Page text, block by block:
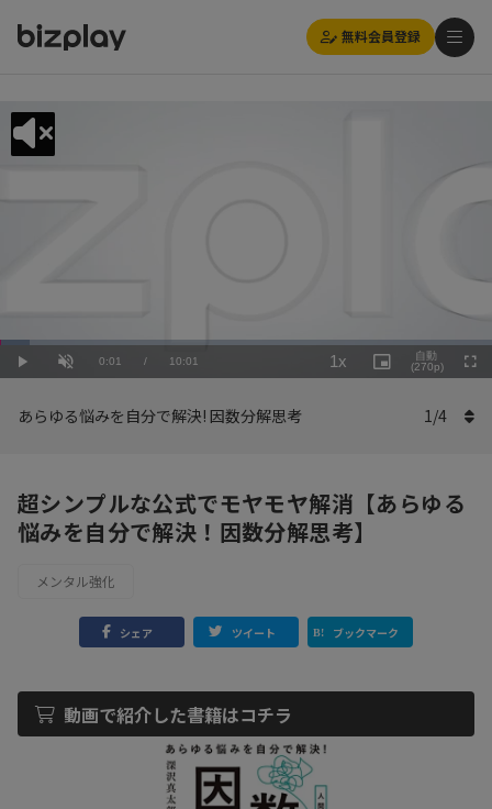
無料会員登録
Play UnmuteCurrent
0:01 / Duration
10:01
Loaded:
6.00%
1x
Rate
Picture-
in-
自動
(270p)
あらゆる悩みを自分で解決! 因数分解思考 1/4
超シンプルな公式でモヤモヤ解消【あらゆる
悩みを自分で解決！因数分解思考】
メンタル強化
シェア ツイート ブックマーク
動画で紹介した書籍はコチラ